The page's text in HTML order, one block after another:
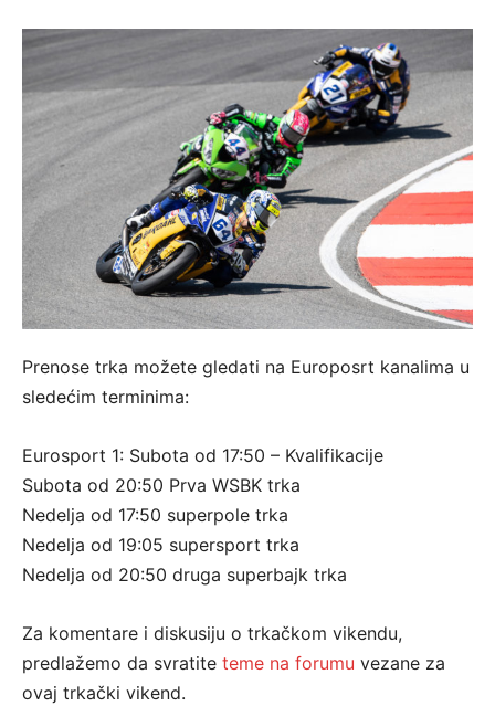
Prenose trka možete gledati na Europosrt kanalima u
sledećim terminima:
Eurosport 1: Subota od 17:50 – Kvalifikacije
Subota od 20:50 Prva WSBK trka
Nedelja od 17:50 superpole trka
Nedelja od 19:05 supersport trka
Nedelja od 20:50 druga superbajk trka
Za komentare i diskusiju o trkačkom vikendu,
predlažemo da svratite teme na forumu vezane za
ovaj trkački vikend.